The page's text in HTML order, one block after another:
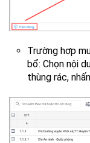
Trường hợp
bổ: Chọn nội
thùng rác, nhấn